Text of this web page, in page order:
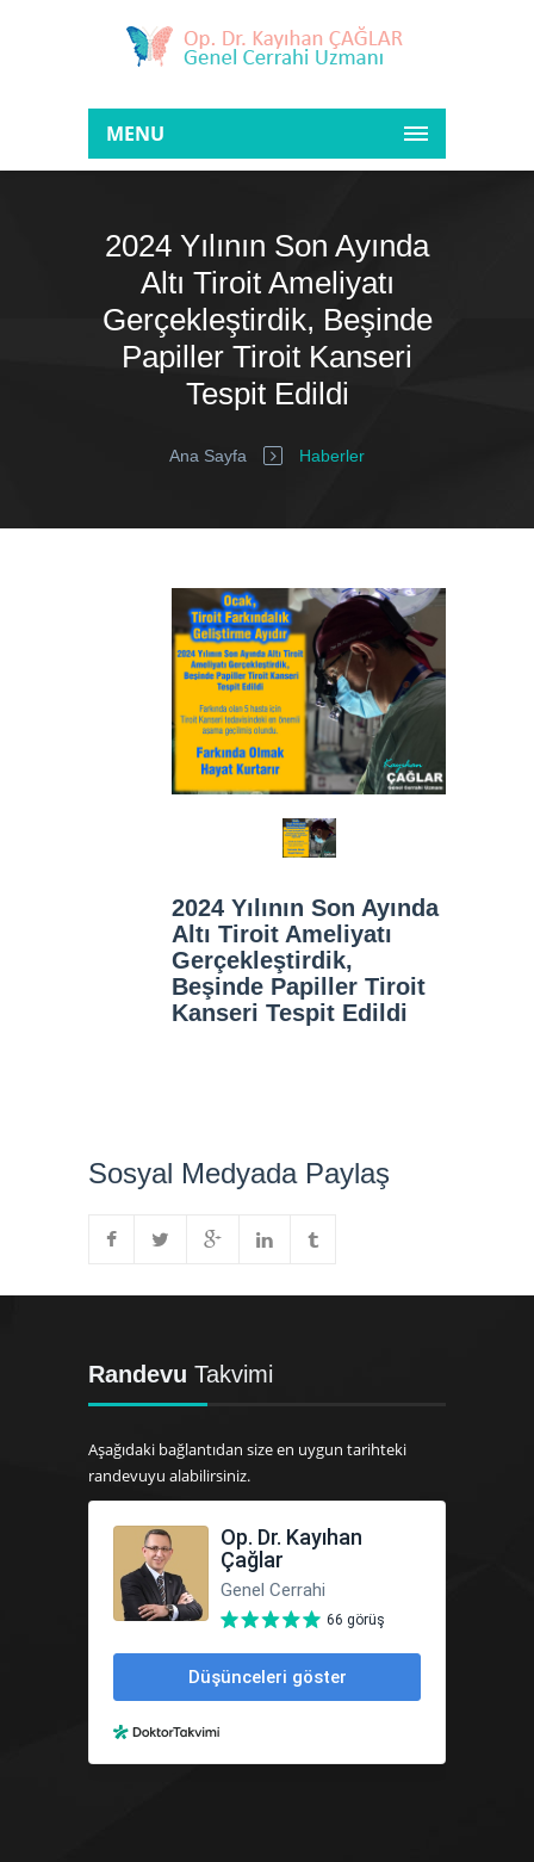
MENU
2024 Yılının Son Ayında
Altı Tiroit Ameliyatı
Gerçekleştirdik, Beşinde
Papiller Tiroit Kanseri
Tespit Edildi
Ana Sayfa Haberler
2024 Yılının Son Ayında
Altı Tiroit Ameliyatı
Gerçekleştirdik,
Beşinde Papiller Tiroit
Kanseri Tespit Edildi
Sosyal Medyada Paylaş
Randevu Takvimi
Aşağıdaki bağlantıdan size en uygun tarihteki
randevuyu alabilirsiniz.